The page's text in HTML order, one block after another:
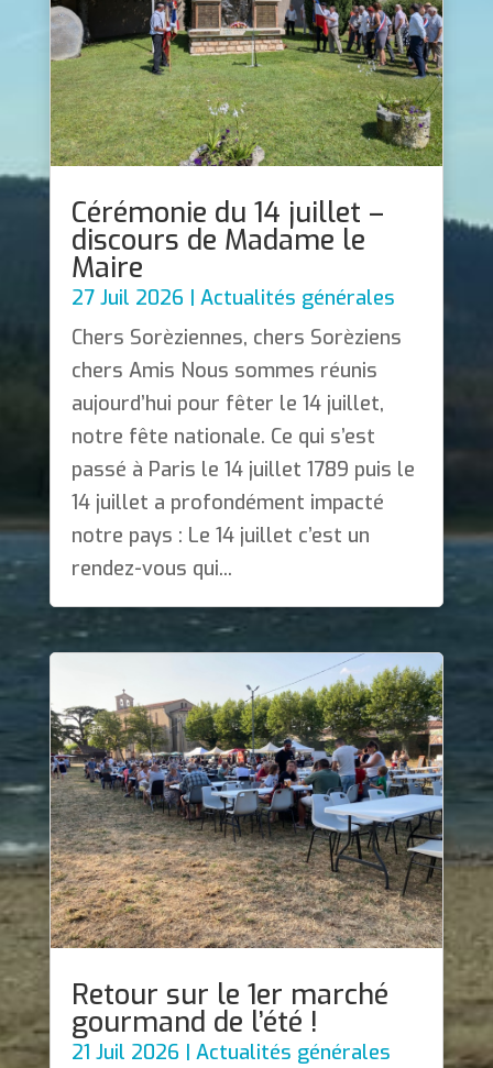
Cérémonie du 14 juillet –
discours de Madame le
Maire
27 Juil 2026 | Actualités générales
Chers Sorèziennes, chers Sorèziens
chers Amis Nous sommes réunis
aujourd’hui pour fêter le 14 juillet,
notre fête nationale. Ce qui s’est
passé à Paris le 14 juillet 1789 puis le
14 juillet a profondément impacté
notre pays : Le 14 juillet c’est un
rendez-vous qui...
Retour sur le 1er marché
gourmand de l’été !
21 Juil 2026 | Actualités générales